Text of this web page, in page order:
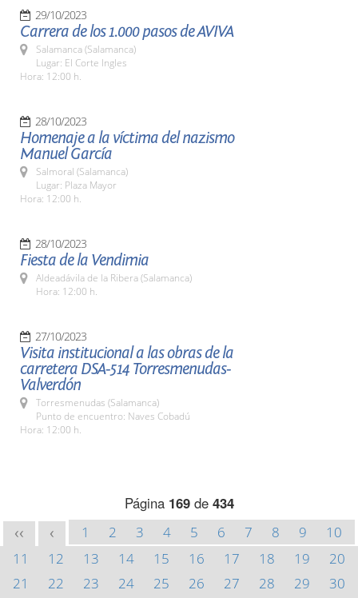
29/10/2023
Carrera de los 1.000 pasos de AVIVA
Salamanca (Salamanca)
Lugar: El Corte Ingles
Hora: 12:00 h.
28/10/2023
Homenaje a la víctima del nazismo
Manuel García
Salmoral (Salamanca)
Lugar: Plaza Mayor
Hora: 12:00 h.
28/10/2023
Fiesta de la Vendimia
Aldeadávila de la Ribera (Salamanca)
Hora: 12:00 h.
27/10/2023
Visita institucional a las obras de la
carretera DSA-514 Torresmenudas-
Valverdón
Torresmenudas (Salamanca)
Punto de encuentro: Naves Cobadú
Hora: 12:00 h.
Página 169de 434
<< < 1 2 3 4 5 6 7 8 9
10
11
12 13 14 15 16 17 18 19
20
21
22 23 24 25 26 27 28 29
30